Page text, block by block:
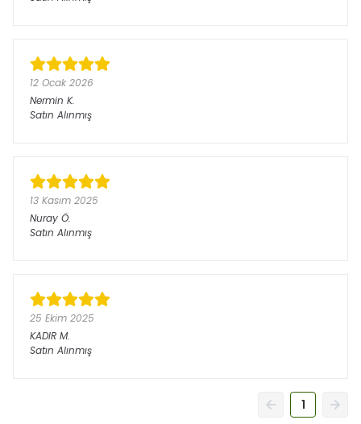
12 Ocak 2026
Nermin K.
Satın Alınmış
13 Kasım 2025
Nuray Ö.
Satın Alınmış
25 Ekim 2025
KADIR M.
Satın Alınmış
1